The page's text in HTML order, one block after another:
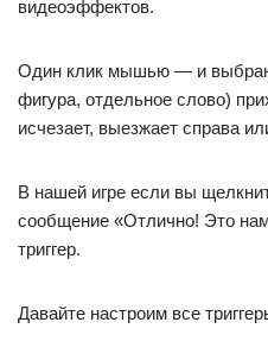
видеоэффектов.
Один клик мышью — и
фигура, отдельное слово)
исчезает, выезжает справа
В нашей игре если вы
сообщение «Отлично! Это
триггер.
Давайте настроим все